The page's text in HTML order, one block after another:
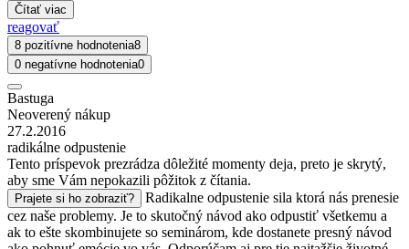
Čítať viac
reagovať
8 pozitívne hodnotenia8
0 negatívne hodnotenia0
Bastuga
Neoverený nákup
27.2.2016
radikálne odpustenie
Tento príspevok prezrádza dôležité momenty deja, preto je skrytý,
aby sme Vám nepokazili pôžitok z čítania.
Prajete si ho zobraziť?
Radikalne odpustenie sila ktorá nás prenesie
cez naše problemy. Je to skutočný návod ako odpustiť všetkemu a
ak to ešte skombinujete so seminárom, kde dostanete presný návod